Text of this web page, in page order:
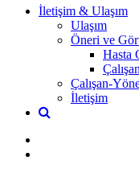
İletişim & Ulaşım
Ulaşım
Öneri ve
Hasta
Çalışan-
İletişim